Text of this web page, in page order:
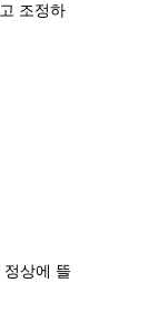
조정하
상에 뜰